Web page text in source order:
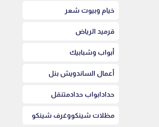
خيام وبيوت شعر
قرميد الرياض
أبواب وشبابيك
أعمال الساندويش بنل
حدادابواب حدادمتنقل
مظلات شينكووغرف شينكو